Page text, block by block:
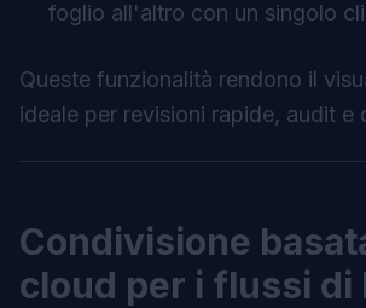
foglio all'altro con un singolo
Queste funzionalità rendono il
ideale per revisioni rapide, audit e
Condivisione
cloud per i flussi di